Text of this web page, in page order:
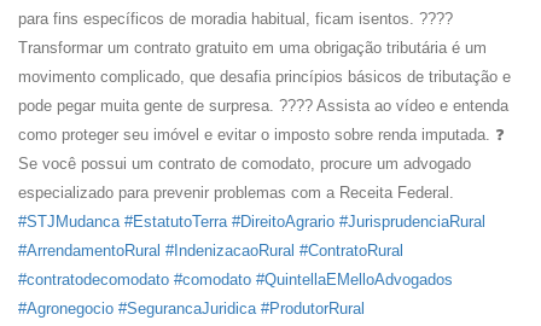
para fins específicos de moradia habitual, ficam isentos. ????
Transformar um contrato gratuito em uma obrigação tributária é um
movimento complicado, que desafia princípios básicos de tributação e
pode pegar muita gente de surpresa. ???? Assista ao vídeo e entenda
como proteger seu imóvel e evitar o imposto sobre renda imputada. ❓
Se você possui um contrato de comodato, procure um advogado
especializado para prevenir problemas com a Receita Federal.
#STJMudanca #EstatutoTerra #DireitoAgrario #JurisprudenciaRural
#ArrendamentoRural #IndenizacaoRural #ContratoRural
#contratodecomodato #comodato #QuintellaEMelloAdvogados
#Agronegocio #SegurancaJuridica #ProdutorRural